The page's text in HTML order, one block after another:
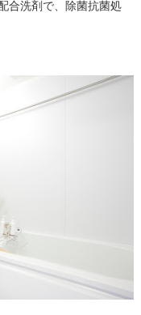
合洗剤で、除菌抗菌処